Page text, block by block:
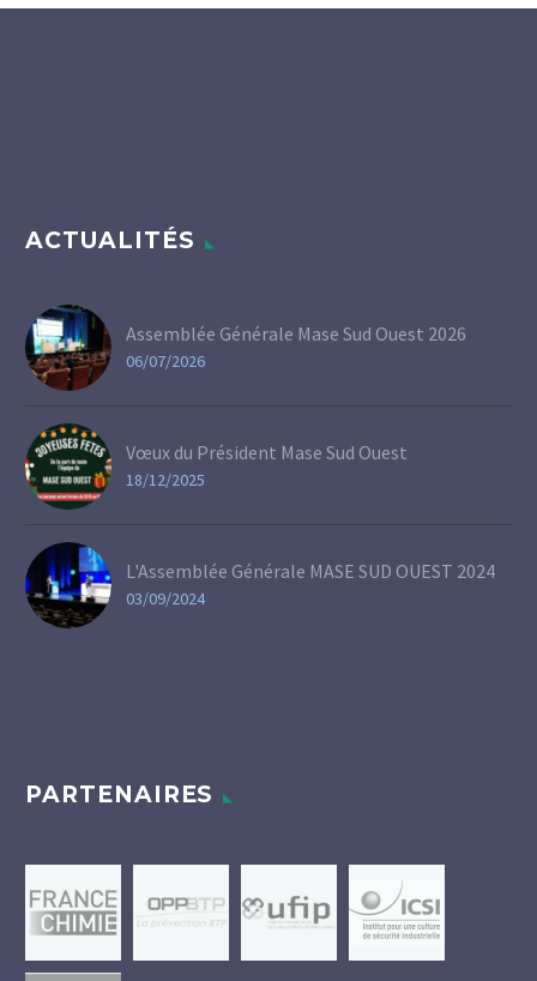
ACTUALITÉS
Assemblée Générale Mase Sud Ouest 2026
06/07/2026
Vœux du Président Mase Sud Ouest
18/12/2025
L'Assemblée Générale MASE SUD OUEST 2024
03/09/2024
PARTENAIRES